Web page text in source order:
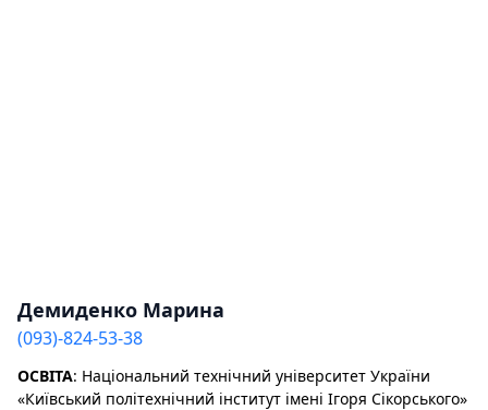
Демиденко Марина
(093)-824-53-38
ОСВІТА: Національний технічний університет України
«Київський політехнічний інститут імені Ігоря Сікорського»